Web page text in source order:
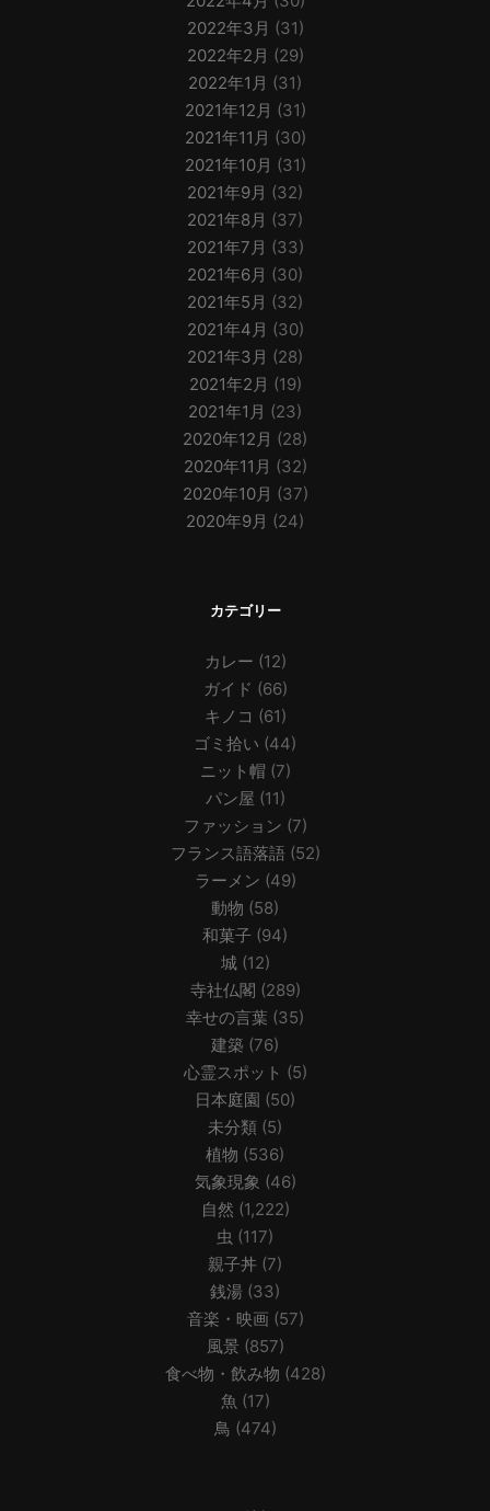
2022年3月 (31)
2022年2月 (29)
2022年1月 (31)
2021年12月 (31)
2021年11月 (30)
2021年10月 (31)
2021年9月 (32)
2021年8月 (37)
2021年7月 (33)
2021年6月 (30)
2021年5月 (32)
2021年4月 (30)
2021年3月 (28)
2021年2月 (19)
2021年1月 (23)
2020年12月 (28)
2020年11月 (32)
2020年10月 (37)
2020年9月 (24)
カテゴリー
カレー (12)
ガイド (66)
キノコ (61)
ゴミ拾い (44)
ニット帽 (7)
パン屋 (11)
ファッション (7)
フランス語落語 (52)
ラーメン (49)
動物 (58)
和菓子 (94)
城(12)
寺社仏閣 (289)
幸せの言葉 (35)
建築 (76)
心霊スポット (5)
日本庭園 (50)
未分類 (5)
植物 (536)
気象現象 (46)
自然 (1,222)
虫 (117)
親子丼 (7)
銭湯 (33)
音楽・映画 (57)
風景(857)
食べ物・飲み物 (428)
魚 (17)
鳥 (474)